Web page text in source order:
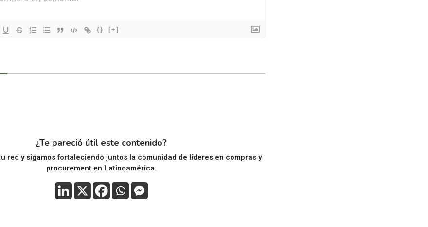
{} [+]
¿Te pareció útil este contenido?
red y sigamos fortaleciendo juntos la comunidad de líderes en compras y
procurement en Latinoamérica.